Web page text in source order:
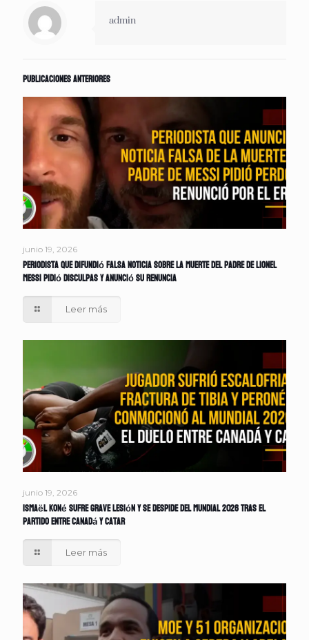
admin
Publicaciones anteriores
junio 19, 2026
Periodista que difundió falsa noticia sobre la muerte del padre de Lionel
Messi pidió disculpas y anunció su renuncia
Leer más
junio 19, 2026
Ismaël Koné sufre grave lesión y se despide del Mundial 2026 tras el
partido entre Canadá y Catar
Leer más